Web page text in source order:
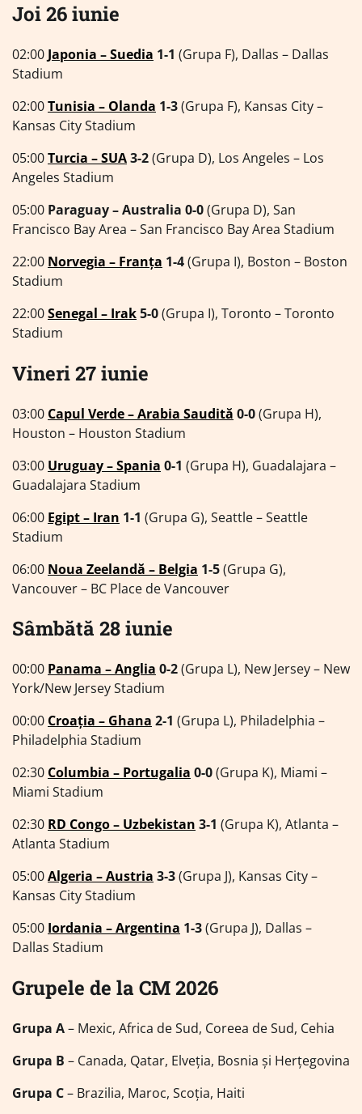
Joi 26 iunie
02:00 Japonia – Suedia 1-1 (Grupa F), Dallas – Dallas
Stadium
02:00Tunisia – Olanda 1-3(Grupa F), Kansas City –
Kansas City Stadium
05:00Turcia – SUA3-2(Grupa D), Los Angeles – Los
Angeles Stadium
05:00 Paraguay – Australia 0-0(Grupa D), San
Francisco Bay Area – San Francisco Bay Area Stadium
22:00 Norvegia – Franța 1-4(Grupa I), Boston – Boston
Stadium
22:00Senegal – Irak5-0(Grupa I), Toronto – Toronto
Stadium
Vineri 27 iunie
03:00 Capul Verde – Arabia Saudită 0-0(Grupa H),
Houston – Houston Stadium
03:00 Uruguay – Spania 0-1 (Grupa H), Guadalajara –
Guadalajara Stadium
06:00 Egipt – Iran 1-1 (Grupa G), Seattle – Seattle
Stadium
06:00 Noua Zeelandă – Belgia 1-5(Grupa G),
Vancouver – BC Place de Vancouver
Sâmbătă 28 iunie
00:00 Panama – Anglia 0-2(Grupa L), New Jersey – New
York/New Jersey Stadium
00:00 Croația – Ghana 2-1 (Grupa L), Philadelphia –
Philadelphia Stadium
02:30 Columbia – Portugalia 0-0(Grupa K), Miami –
Miami Stadium
02:30 RD Congo – Uzbekistan 3-1 (Grupa K), Atlanta –
Atlanta Stadium
05:00Algeria – Austria 3-3(Grupa J), Kansas City –
Kansas City Stadium
05:00 Iordania – Argentina 1-3(Grupa J), Dallas –
Dallas Stadium
Grupele de la CM 2026
Grupa A– Mexic, Africa de Sud, Coreea de Sud, Cehia
Grupa B – Canada, Qatar, Elveția, Bosnia și Herțegovina
Grupa C– Brazilia, Maroc, Scoția, Haiti